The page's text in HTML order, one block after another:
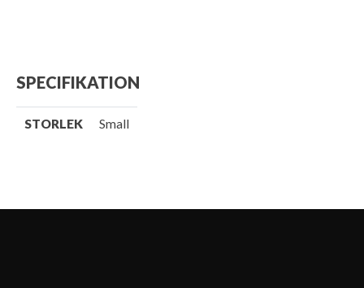
SPECIFIKATION
STORLEK Small